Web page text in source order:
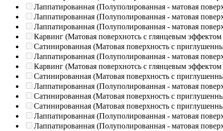
Лаппатированная (Полуполированная - матовая
Лаппатированная (Полуполированная - матовая
Лаппатированная (Полуполированная - матовая
Карвинг (Матовая поверхнотсь с глянцевым эффектом
Сатинированная (Матовая поверхность с
Лаппатированная (Полуполированная - матовая
Карвинг (Матовая поверхнотсь с глянцевым эффектом
Сатинированная (Матовая поверхность с
Лаппатированная (Полуполированная - матовая
Сатинированная (Матовая поверхность с
Сатинированная (Матовая поверхность с
Лаппатированная (Полуполированная - матовая
Лаппатированная (Полуполированная - матовая